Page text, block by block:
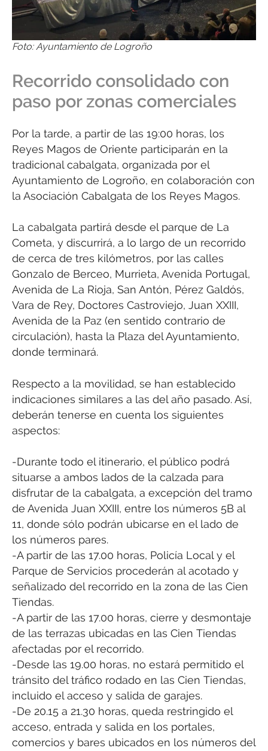
Foto: Ayuntamiento de Logroño
Recorrido consolidado con
paso por zonas comerciales
Por la tarde, a partir de las 19:00 horas, los
Reyes Magos de Oriente participarán en la
tradicional cabalgata, organizada por el
Ayuntamiento de Logroño, en colaboración con
la Asociación Cabalgata de los Reyes Magos.
La cabalgata partirá desde el parque de La
Cometa, y discurrirá, a lo largo de un recorrido
de cerca de tres kilómetros, por las calles
Gonzalo de Berceo, Murrieta, Avenida Portugal,
Avenida de La Rioja, San Antón, Pérez Galdós,
Vara de Rey, Doctores Castroviejo, Juan XXIII,
Avenida de la Paz (en sentido contrario de
circulación), hasta la Plaza del Ayuntamiento,
donde terminará.
Respecto a la movilidad, se han establecido
indicaciones similares a las del año pasado. Así,
deberán tenerse en cuenta los siguientes
aspectos:
-Durante todo el itinerario, el público podrá
situarse a ambos lados de la calzada para
disfrutar de la cabalgata, a excepción del tramo
de Avenida Juan XXIII, entre los números 5B al
11, donde sólo podrán ubicarse en el lado de
los números pares.
-A partir de las 17.00 horas, Policía Local y el
Parque de Servicios procederán al acotado y
señalizado del recorrido en la zona de las Cien
Tiendas.
-A partir de las 17.00 horas, cierre y desmontaje
de las terrazas ubicadas en las Cien Tiendas
afectadas por el recorrido.
-Desde las 19.00 horas, no estará permitido el
tránsito del tráfico rodado en las Cien Tiendas,
incluido el acceso y salida de garajes.
-De 20.15 a 21.30 horas, queda restringido el
acceso, entrada y salida en los portales,
comercios y bares ubicados en los números del